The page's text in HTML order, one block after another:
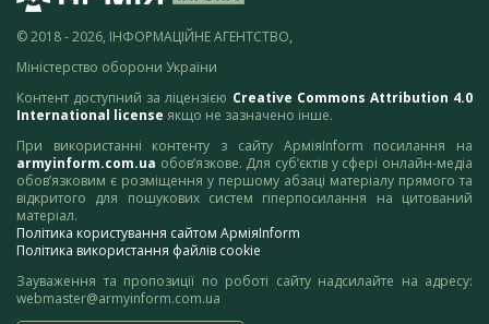
© 2018 - 2026, ІНФОРМАЦІЙНЕ АГЕНТСТВО,
Міністерство оборони України
Контент доступний за ліцензією Creative Commons Attribution 4.0
International license якщо не зазначено інше.
При використанні контенту з сайту АрміяInform посилання на
armyinform.com.ua обов’язкове. Для суб’єктів у сфері онлайн-медіа
обов’язковим є розміщення у першому абзаці матеріалу прямого та
відкритого для пошукових систем гіперпосилання на цитований
матеріал.
Політика користування сайтом АрміяInform
Політика використання файлів cookie
Зауваження та пропозиції по роботі сайту надсилайте на адресу:
webmaster@armyinform.com.ua